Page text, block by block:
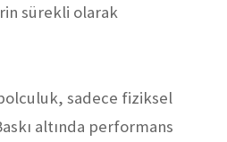
sürekli olarak
sadece fiziksel
altında performans